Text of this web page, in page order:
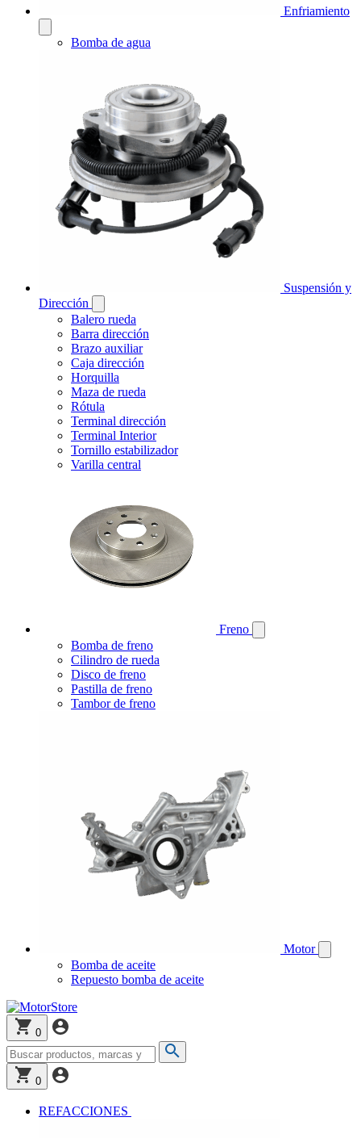
Enfriamiento
Bomba de agua
Suspensión y
Dirección
Balero rueda
Barra dirección
Brazo auxiliar
Caja dirección
Horquilla
Maza de rueda
Rótula
Terminal dirección
Terminal Interior
Tornillo estabilizador
Varilla central
Freno
Bomba de freno
Cilindro de rueda
Disco de freno
Pastilla de freno
Tambor de freno
Motor
Bomba de aceite
Repuesto bomba de aceite
0
0
REFACCIONES